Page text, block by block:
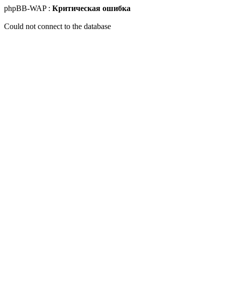
phpBB-WAP : Критическая ошибка
Could not connect to the database